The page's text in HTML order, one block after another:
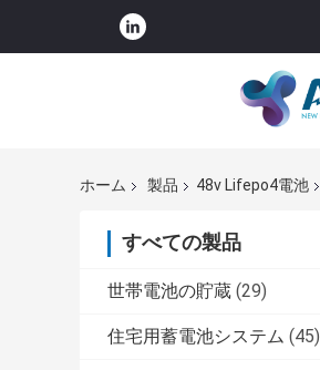
ホーム 製品 48v Lifepo4電池
すべての製品
世帯電池の貯蔵 (29)
住宅用蓄電池システム (45)